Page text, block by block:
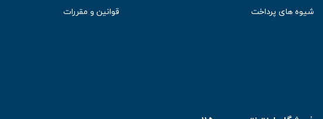
شیوه های پرداخت
قوانین و مقررات